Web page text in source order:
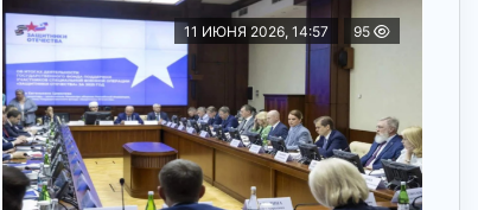
11 ИЮНЯ 2026, 14:57 95